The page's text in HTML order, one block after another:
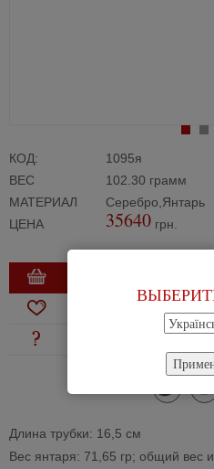
КОД:
1095я
ВЕС
102.30 грамм
МАТЕРИАЛ
Серебро,Янтарь
ЦЕНА
35640 грн.
В ИЗБРАННОЕ
ЗАДАТЬ ВОПРОС
Длина трубки: 16,5 см
Вес янтаря: 71,65 гр; общий вес